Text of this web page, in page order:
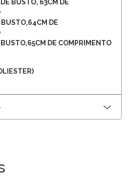
BUSTO, 63CM DE
DE
DE COMPRIMENTO